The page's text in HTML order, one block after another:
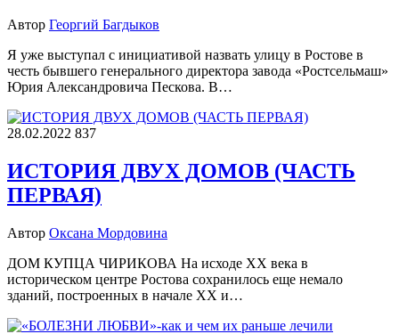
Автор Георгий Багдыков
Я уже выступал с инициативой назвать улицу в Ростове в
честь бывшего генерального директора завода «Ростсельмаш»
Юрия Александровича Пескова. В…
28.02.2022 837
ИСТОРИЯ ДВУХ ДОМОВ (ЧАСТЬ
ПЕРВАЯ)
Автор Оксана Мордовина
ДОМ КУПЦА ЧИРИКОВА На исходе XX века в
историческом центре Ростова сохранилось еще немало
зданий, построенных в начале XX и…